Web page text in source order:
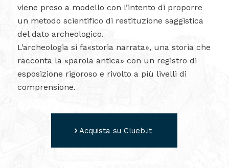
viene preso a modello con l’intento di proporre
un metodo scientifico di restituzione saggistica
del dato archeologico.
L’archeologia si fa«storia narrata», una storia che
racconta la «parola antica» con un registro di
esposizione rigoroso e rivolto a più livelli di
comprensione.
Acquista su Clueb.it